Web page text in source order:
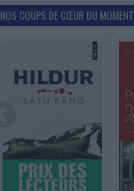
NOS COUPS DE CŒUR DU MOMENT
En stock